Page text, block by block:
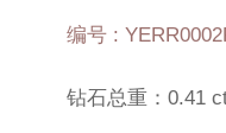
编号 :
钻石总重：0.41